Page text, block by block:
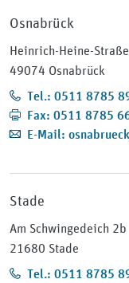
Osnabrück
Heinrich-Heine-
49074 Osnabrück
Tel.: 0511 8785
Fax: 0511 8785
E-Mail:
Stade
Am Schwingedeich 2b
21680 Stade
Tel.: 0511 8785